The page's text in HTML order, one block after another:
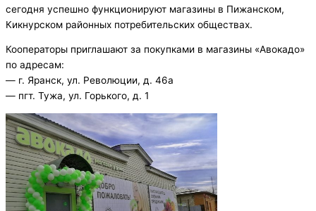
сегодня успешно функционируют магазины в Пижанском,
Кикнурском районных потребительских обществах.
Кооператоры приглашают за покупками в магазины «Авокадо»
по адресам:
— г. Яранск, ул. Революции, д. 46а
— пгт. Тужа, ул. Горького, д. 1